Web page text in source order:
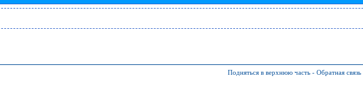
Подняться в верхнюю часть - Обратная связь